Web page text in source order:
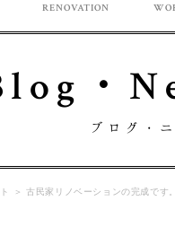
RENOVATION
・
ブログ・
＞ 古民家リノベーションの完成です。